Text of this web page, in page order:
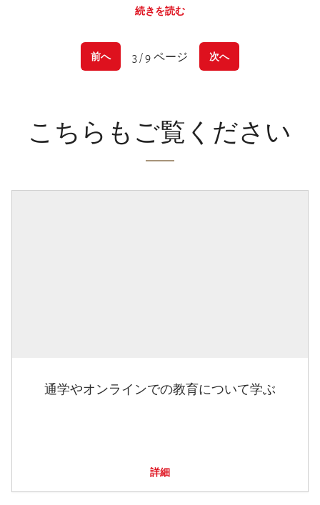
続きを読む
前へ 3 / 9 ページ 次へ
こちらもご覧ください
通学やオンラインでの教育について学ぶ
詳細